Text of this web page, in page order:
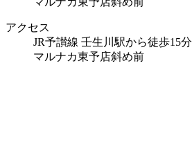
アクセス
JR予讃線 壬生川駅から徒歩15分
マルナカ東予店斜め前